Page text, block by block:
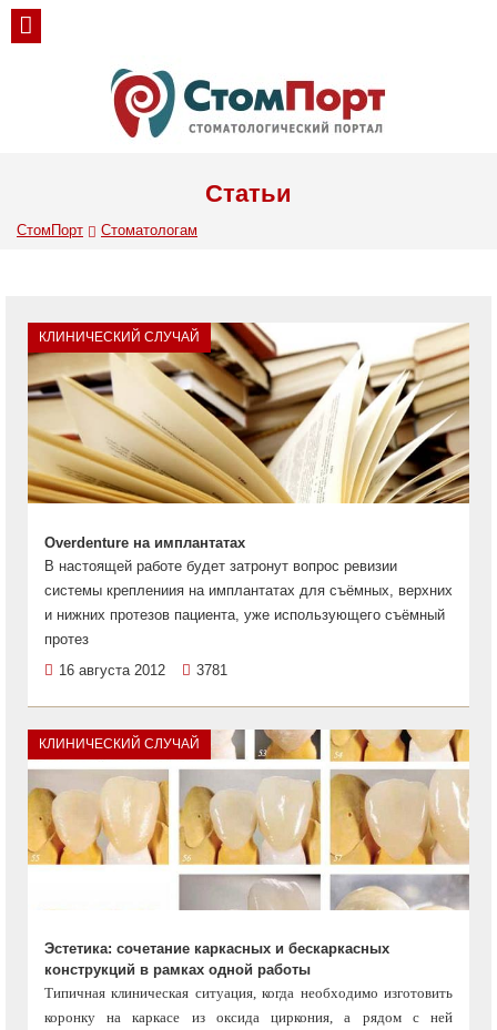
Статьи
СтомПорт Стоматологам
КЛИНИЧЕСКИЙ СЛУЧАЙ
Overdenture на имплантатах
В настоящей работе будет затронут вопрос ревизии
системы креплениия на имплантатах для съёмных, верхних
и нижних протезов пациента, уже использующего съёмный
протез
16 августа 2012
3781
КЛИНИЧЕСКИЙ СЛУЧАЙ
Эстетика: сочетание каркасных и бескаркасных
конструкций в рамках одной работы
Типичная клиническая ситуация, когда необходимо изготовить
коронку на каркасе из оксида циркония, а рядом с ней